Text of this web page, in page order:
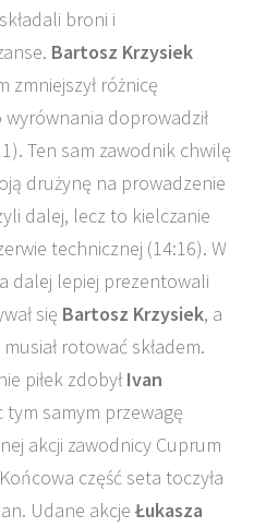
broni i
Bartosz Krzysiek
zmniejszył różnicę
doprowadził
Ten sam zawodnik chwilę
drużynę na prowadzenie
dalej, lecz to kielczanie
technicznej (14:16). W
dalej lepiej prezentowali
się Bartosz Krzysiek, a
musiał rotować składem.
piłek zdobył Ivan
tym samym przewagę
akcji zawodnicy Cuprum
część seta toczyła
Udane akcje Łukasza